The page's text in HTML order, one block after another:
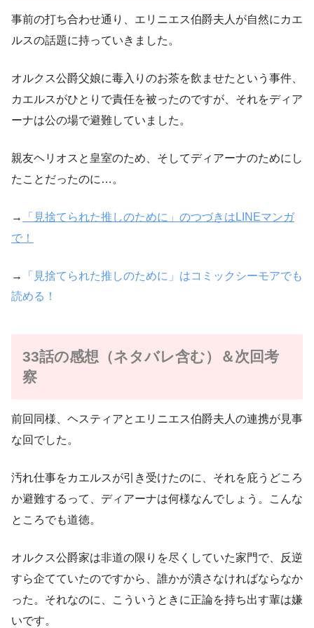
事前の打ち合わせ通り、エリニエス伯爵夫人が自然にカエ
ルスの話題に持っていきました。
オルクス公爵父娘に毒入りのお茶を飲ませたという事件、
カエルスがひとりで責任を被ったのですが、それをディア
ーナは公の場で避難していました。
親友ヘリオスと皇室のため、そしてディアーナのためにし
たことだったのに…。
→
「見捨てられた推しのために」のつづきはLINEマンガ
で！
→
「見捨てられた推しのために」はコミックシーモアでも
読める！
33話の感想（ネタバレ含む）＆次回考
察
前回同様、ヘスティアとエリニエス伯爵夫人の連携が見事
な回でした。
汚れ仕事をカエルスが引き受けたのに、それを庇うどころ
か避難するって、ディアーナは何様なんでしょう。こんな
ところでも道徳。
オルクス公爵家は非道の限りを尽くしていた家門で、反逆
すら企てていたのですから、誰かが潰さなければならなか
った。それなのに、こういうときに正論を持ち出す輩は嫌
いです。